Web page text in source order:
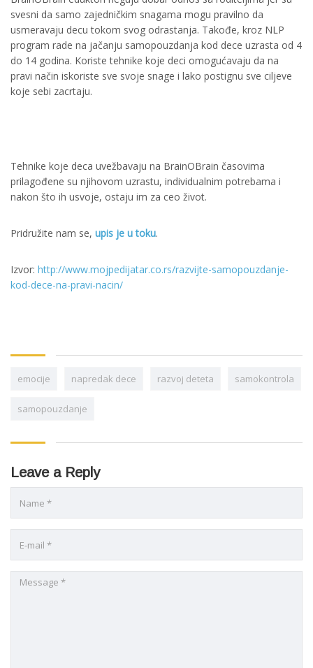
svesni da samo zajedničkim snagama mogu pravilno da
usmeravaju decu tokom svog odrastanja. Takođe, kroz NLP
program rade na jačanju samopouzdanja kod dece uzrasta od 4
do 14 godina. Koriste tehnike koje deci omogućavaju da na
pravi način iskoriste sve svoje snage i lako postignu sve ciljeve
koje sebi zacrtaju.
Tehnike koje deca uvežbavaju na BrainOBrain časovima
prilagođene su njihovom uzrastu, individualnim potrebama i
nakon što ih usvoje, ostaju im za ceo život.
Pridružite nam se, upis je u toku.
Izvor: http://www.mojpedijatar.co.rs/razvijte-samopouzdanje-
kod-dece-na-pravi-nacin/
emocije napredak dece razvoj deteta samokontrola
samopouzdanje
Leave a Reply